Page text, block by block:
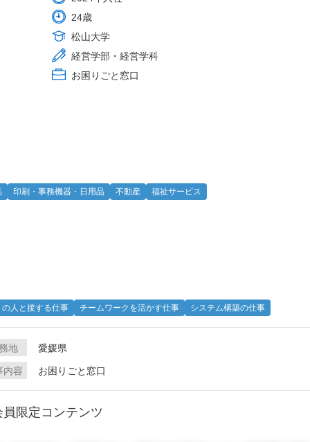
24歳
松山大学
経営学部・経営学科
お困りごと窓口
印刷・事務機器・日用品 不動産 福祉サービス
の人と接する仕事 チームワークを活かす仕事 システム構築の仕事
地 愛媛県
内容 お困りごと窓口
員限定コンテンツ